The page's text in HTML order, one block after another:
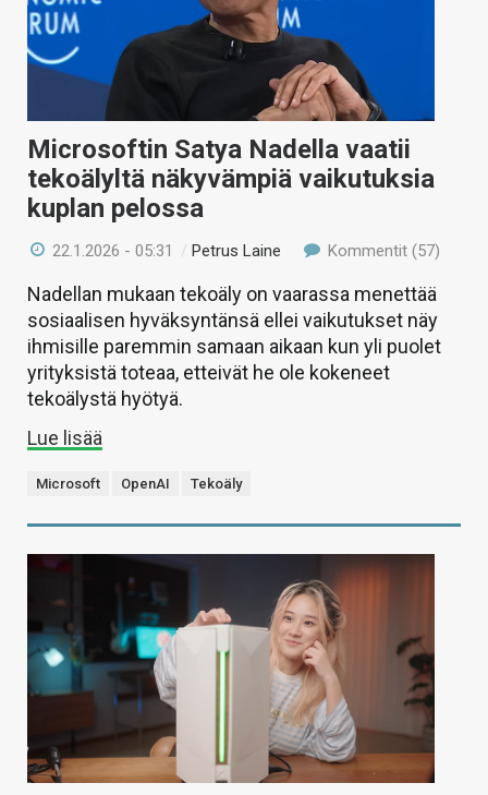
Microsoftin Satya Nadella vaatii
tekoälyltä näkyvämpiä vaikutuksia
kuplan pelossa
22.1.2026 - 05:31 /Petrus Laine Kommentit (57)
Nadellan mukaan tekoäly on vaarassa menettää
sosiaalisen hyväksyntänsä ellei vaikutukset näy
ihmisille paremmin samaan aikaan kun yli puolet
yrityksistä toteaa, etteivät he ole kokeneet
tekoälystä hyötyä.
Lue lisää
Microsoft OpenAI Tekoäly